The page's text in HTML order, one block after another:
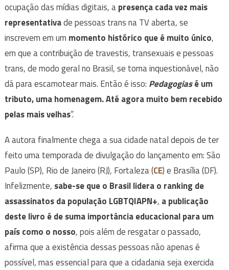
ocupação das mídias digitais, apresença cada vez mais
representativade pessoas trans na TV aberta, se
inscrevem em um momento histórico que é muito único,
em que a contribuição de travestis, transexuais e pessoas
trans, de modo geral no Brasil, se torna inquestionável, não
dá para escamotear mais. Então é isso: Pedagogiasé um
tributo, uma homenagem. Até agora muito bem recebido
pelas mais velhas”.
A autora finalmente chega a sua cidade natal depois de ter
feito uma temporada de divulgação do lançamento em: São
Paulo (SP), Rio de Janeiro (RJ), Fortaleza (CE) e Brasília (DF).
Infelizmente, sabe-se que o Brasil lidera o ranking de
assassinatos da população LGBTQIAPN+, a publicação
deste livro é de suma importância educacional para um
país como o nosso, pois além de resgatar o passado,
afirma que a existência dessas pessoas não apenas é
possível, mas essencial para que a cidadania seja exercida